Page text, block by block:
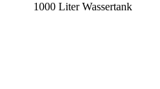
1000 Liter Wassertank